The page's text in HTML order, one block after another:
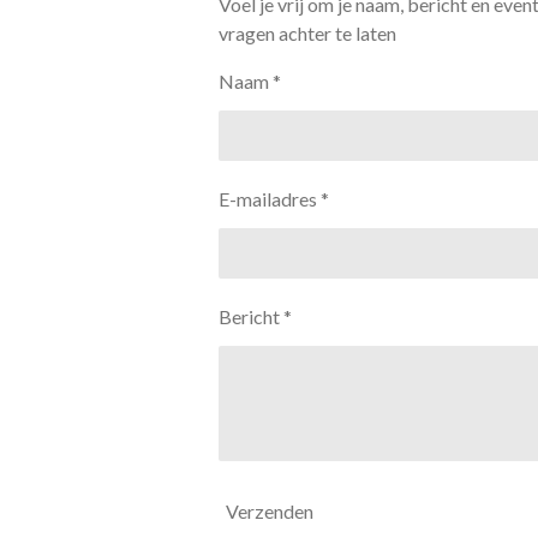
vragen achter te laten
Naam *
E-mailadres *
Bericht *
Verzenden